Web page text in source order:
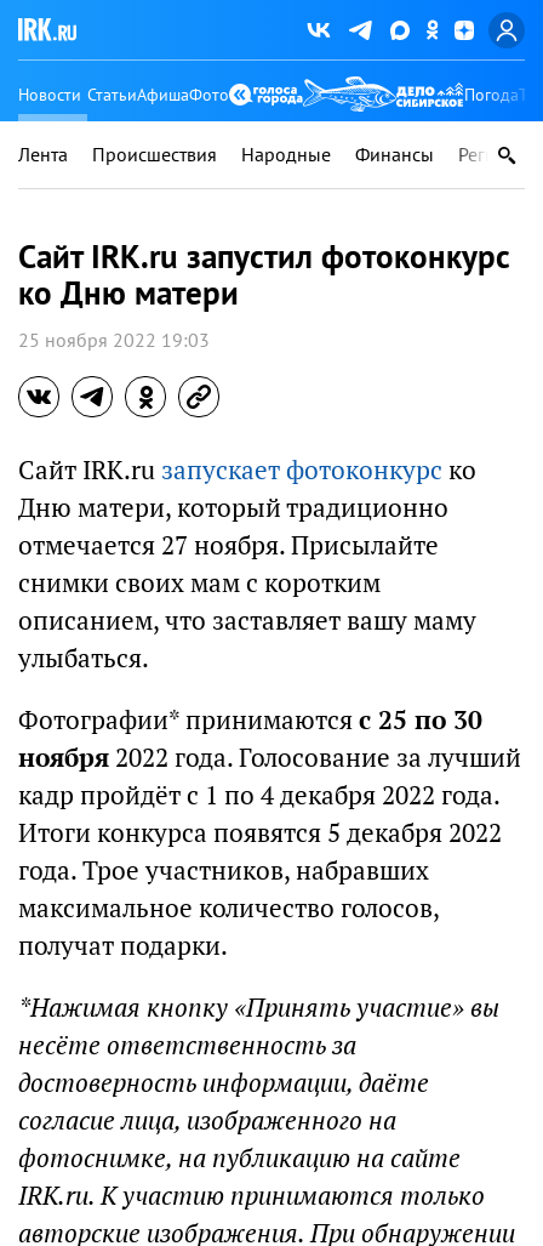
Новости СтатьиАфишаФото Погода
Лента Происшествия Народные Финансы Регионы
Сайт IRK.ru запустил фотоконкурс
ко Дню матери
25 ноября 2022 19:03
Сайт IRK.ru запускает фотоконкурс ко
Дню матери, который традиционно
отмечается 27 ноября. Присылайте
снимки своих мам с коротким
описанием, что заставляет вашу маму
улыбаться.
Фотографии* принимаютсяс 25 по 30
ноября 2022 года. Голосование за лучший
кадр пройдёт с 1 по 4 декабря 2022 года.
Итоги конкурса появятся 5 декабря 2022
года. Трое участников, набравших
максимальное количество голосов,
получат подарки.
*Нажимая кнопку «Принять участие» вы
несёте ответственность за
достоверность информации, даёте
согласие лица, изображенного на
фотоснимке, на публикацию на сайте
IRK.ru. К участию принимаются только
авторские изображения. При обнаружении